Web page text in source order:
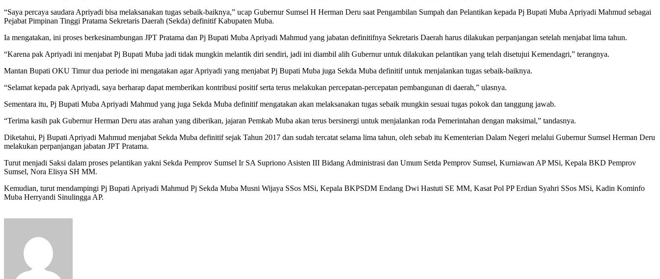
“Saya percaya saudara Apriyadi bisa melaksanakan tugas sebaik-baiknya,” ucap Gubernur Sumsel H Herman Deru saat Pengambilan Sumpah dan Pelantikan kepada Pj Bupati Muba Apriyadi Mahmud sebagai
Pejabat Pimpinan Tinggi Pratama Sekretaris Daerah (Sekda) definitif Kabupaten Muba.
Ia mengatakan, ini proses berkesinambungan JPT Pratama dan Pj Bupati Muba Apriyadi Mahmud yang jabatan definitifnya Sekretaris Daerah harus dilakukan perpanjangan setelah menjabat lima tahun.
“Karena pak Apriyadi ini menjabat Pj Bupati Muba jadi tidak mungkin melantik diri sendiri, jadi ini diambil alih Gubernur untuk dilakukan pelantikan yang telah disetujui Kemendagri,” terangnya.
Mantan Bupati OKU Timur dua periode ini mengatakan agar Apriyadi yang menjabat Pj Bupati Muba juga Sekda Muba definitif untuk menjalankan tugas sebaik-baiknya.
“Selamat kepada pak Apriyadi, saya berharap dapat memberikan kontribusi positif serta terus melakukan percepatan-percepatan pembangunan di daerah,” ulasnya.
Sementara itu, Pj Bupati Muba Apriyadi Mahmud yang juga Sekda Muba definitif mengatakan akan melaksanakan tugas sebaik mungkin sesuai tugas pokok dan tanggung jawab.
“Terima kasih pak Gubernur Herman Deru atas arahan yang diberikan, jajaran Pemkab Muba akan terus bersinergi untuk menjalankan roda Pemerintahan dengan maksimal,” tandasnya.
Diketahui, Pj Bupati Apriyadi Mahmud menjabat Sekda Muba definitif sejak Tahun 2017 dan sudah tercatat selama lima tahun, oleh sebab itu Kementerian Dalam Negeri melalui Gubernur Sumsel Herman Deru
melakukan perpanjangan jabatan JPT Pratama.
Turut menjadi Saksi dalam proses pelantikan yakni Sekda Pemprov Sumsel Ir SA Supriono Asisten III Bidang Administrasi dan Umum Setda Pemprov Sumsel, Kurniawan AP MSi, Kepala BKD Pemprov
Sumsel, Nora Elisya SH MM.
Kemudian, turut mendampingi Pj Bupati Apriyadi Mahmud Pj Sekda Muba Musni Wijaya SSos MSi, Kepala BKPSDM Endang Dwi Hastuti SE MM, Kasat Pol PP Erdian Syahri SSos MSi, Kadin Kominfo
Muba Herryandi Sinulingga AP.